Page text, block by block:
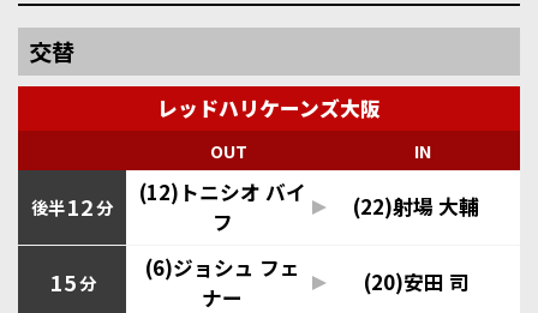
交替
レッドハリケーンズ大阪
OUT IN
後半12分
(12)トニシオ バイ
フ
(22)射場 大輔
15分
(6)ジョシュ フェ
ナー
(20)安田 司